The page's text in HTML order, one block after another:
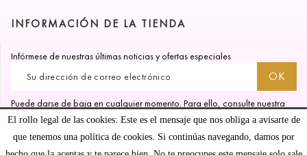
El rollo legal de las cookies: Este es el mensaje que nos obliga a avisarte de
que tenemos una política de cookies. Si continúas navegando, damos por
INFORMACIÓN DE LA TIENDA
Infórmese de nuestras últimas noticias y ofertas especiales
Puede darse de baja en cualquier momento. Para ello, consulte nuestra
información de contacto en el aviso legal.